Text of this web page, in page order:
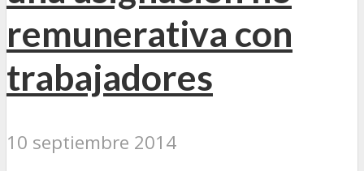
remunerativa con
trabajadores
10 septiembre 2014